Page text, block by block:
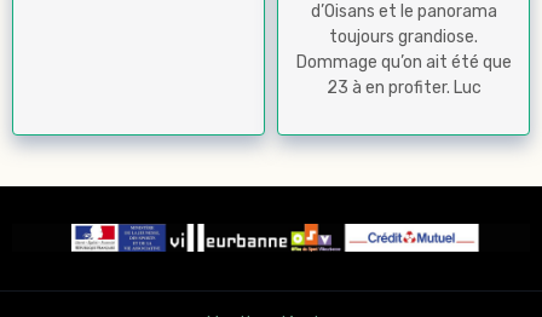
d’Oisans et le panorama
toujours grandiose.
Dommage qu’on ait été que
23 à en profiter. Luc